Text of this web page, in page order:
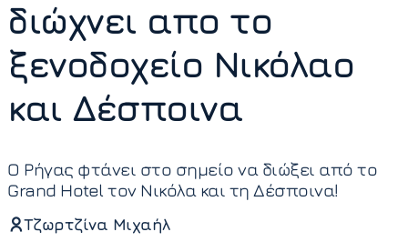
διώχνει απο το
ξενοδοχείο Νικόλαο
και Δέσποινα
Ο Ρήγας φτάνει στο σημείο να διώξει από το
Grand Hotel τον Νικόλα και τη Δέσποινα!
Τζωρτζίνα Μιχαήλ